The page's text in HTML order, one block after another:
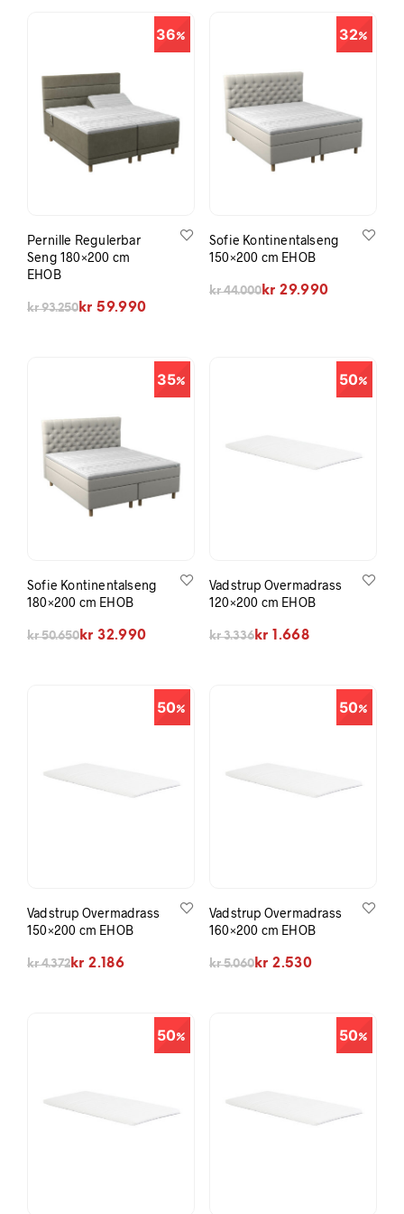
36
Pernille Regulerbar
Seng 180×200 cm
EHOB
kr93.250
Opprinnelig pris var: kr 93.250.
kr 59.990
Nåværende pris er: kr 59.990.
32
Sofie Kontinentalseng
150×200 cm EHOB
kr44.000
Opprinnelig pris var: kr 44.000.
kr 29.990
Nåværende pris er: kr 29.990.
35
Sofie Kontinentalseng
180×200 cm EHOB
kr50.650
Opprinnelig pris var: kr 50.650.
kr 32.990
Nåværende pris er: kr 32.990.
50
Vadstrup Overmadrass
120×200 cm EHOB
kr3.336
Opprinnelig pris var: kr 3.336.
kr 1.668
Nåværende pris er: kr 1.668.
50
Vadstrup Overmadrass
150×200 cm EHOB
kr4.372
Opprinnelig pris var: kr 4.372.
kr 2.186
Nåværende pris er: kr 2.186.
50
Vadstrup Overmadrass
160×200 cm EHOB
kr5.060
Opprinnelig pris var: kr 5.060.
kr 2.530
Nåværende pris er: kr 2.530.
50 50